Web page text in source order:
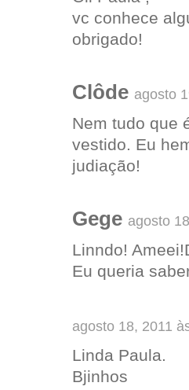
vc conhece
obrigado!
Clôde agosto
Nem tudo que
vestido. Eu
judiação!
Gege agosto
Linndo!
Eu queria
agosto 18, 2011
Linda Paula.
Bjinhos